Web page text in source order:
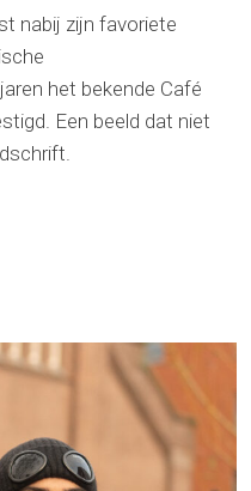
nabij zijn favoriete
het bekende Café
Een beeld dat niet